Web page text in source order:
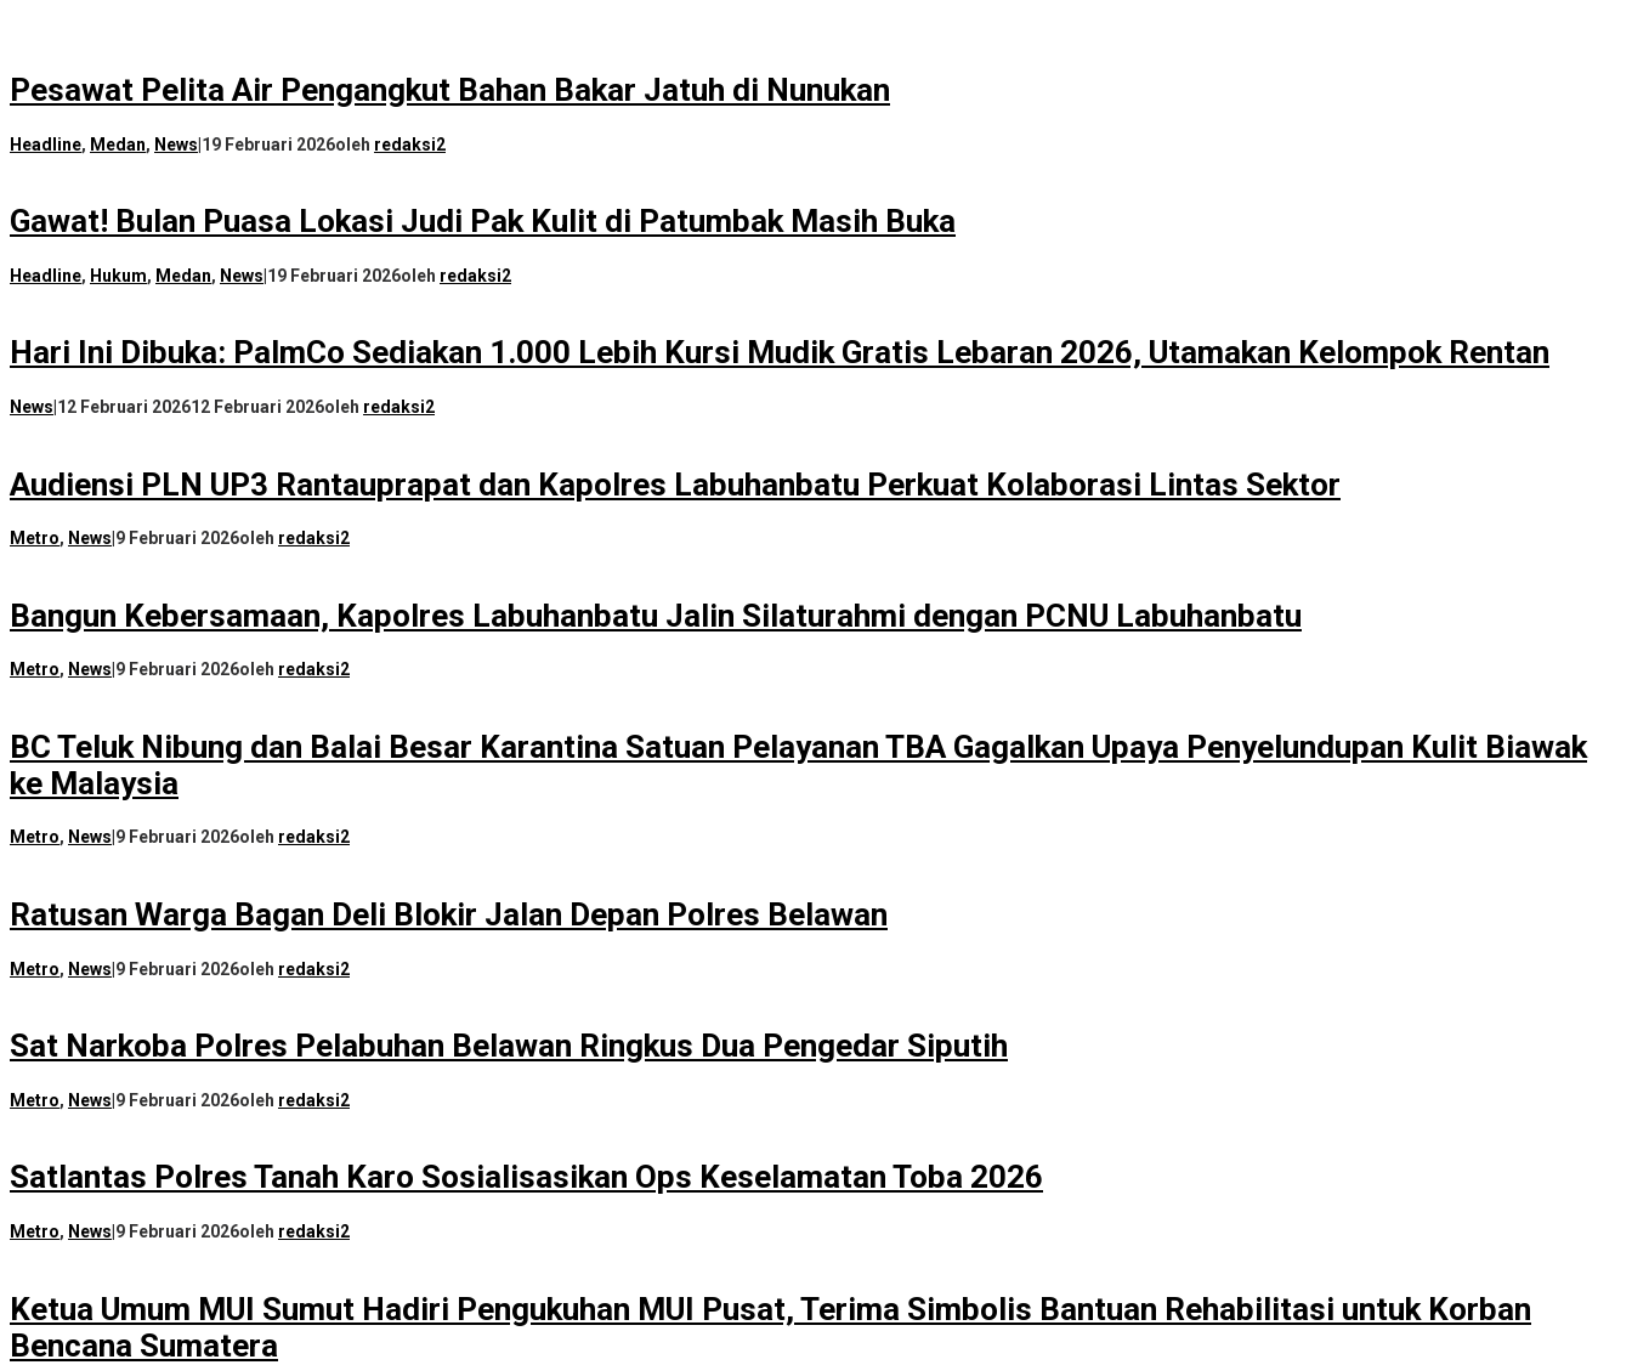
Pesawat Pelita Air Pengangkut Bahan Bakar Jatuh di Nunukan
Headline, Medan, News 19 Februari 2026oleh redaksi2
Gawat! Bulan Puasa Lokasi Judi Pak Kulit di Patumbak Masih Buka
Headline, Hukum, Medan, News 19 Februari 2026oleh redaksi2
Hari Ini Dibuka: PalmCo Sediakan 1.000 Lebih Kursi Mudik Gratis Lebaran 2026, Utamakan Kelompok Rentan
News 12 Februari 202612 Februari 2026oleh redaksi2
Audiensi PLN UP3 Rantauprapat dan Kapolres Labuhanbatu Perkuat Kolaborasi Lintas Sektor
Metro, News 9 Februari 2026oleh redaksi2
Bangun Kebersamaan, Kapolres Labuhanbatu Jalin Silaturahmi dengan PCNU Labuhanbatu
Metro, News 9 Februari 2026oleh redaksi2
BC Teluk Nibung dan Balai Besar Karantina Satuan Pelayanan TBA Gagalkan Upaya Penyelundupan Kulit Biawak
ke Malaysia
Metro, News 9 Februari 2026oleh redaksi2
Ratusan Warga Bagan Deli Blokir Jalan Depan Polres Belawan
Metro, News 9 Februari 2026oleh redaksi2
Sat Narkoba Polres Pelabuhan Belawan Ringkus Dua Pengedar Siputih
Metro, News 9 Februari 2026oleh redaksi2
Satlantas Polres Tanah Karo Sosialisasikan Ops Keselamatan Toba 2026
Metro, News 9 Februari 2026oleh redaksi2
Ketua Umum MUI Sumut Hadiri Pengukuhan MUI Pusat, Terima Simbolis Bantuan Rehabilitasi untuk Korban
Bencana Sumatera